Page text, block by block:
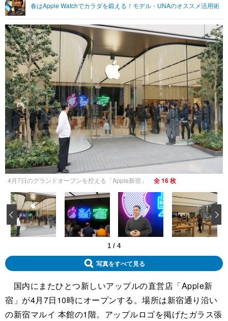
ショッピング その他
春はApple Watchでカラダを鍛える！モデル・UNAのオススメ活用術
4月7日のグランドオープンを控える「Apple新宿」 全 16 枚
1 / 4
‹
写真をすべて見る
国内にまたひとつ新しいアップルの直営店「Apple新
宿」が4月7日10時にオープンする。場所は新宿通り沿い
の新宿マルイ 本館の1階。アップルロゴを掲げたガラス張